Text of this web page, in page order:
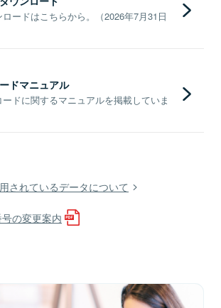
ードはこちらから。（2026年7月31日
ドマニュアル
ドに関するマニュアルを掲載していま
されているデータについて
の変更案内